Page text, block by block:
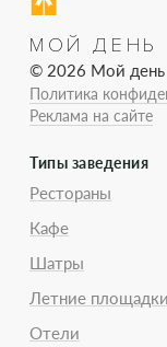
МОЙ ДЕНЬ
© 2026 Мой день
Политика
Реклама на сайте
Типы заведения
Рестораны
Кафе
Шатры
Летние площадки
Отели